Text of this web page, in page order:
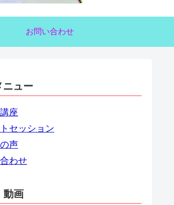
お問い合わせ
ニュー
座
セッション
声
わせ
動画